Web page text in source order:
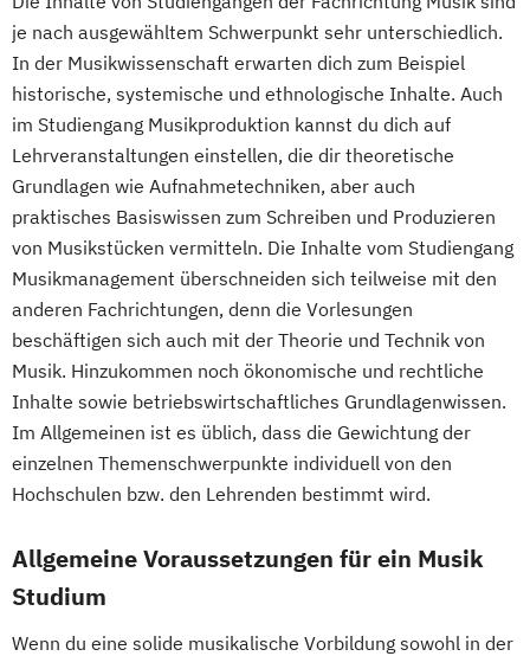
je nach ausgewähltem Schwerpunkt sehr unterschiedlich.
In der Musikwissenschaft erwarten dich zum Beispiel
historische, systemische und ethnologische Inhalte. Auch
im Studiengang Musikproduktion kannst du dich auf
Lehrveranstaltungen einstellen, die dir theoretische
Grundlagen wie Aufnahmetechniken, aber auch
praktisches Basiswissen zum Schreiben und Produzieren
von Musikstücken vermitteln. Die Inhalte vom Studiengang
Musikmanagement überschneiden sich teilweise mit den
anderen Fachrichtungen, denn die Vorlesungen
beschäftigen sich auch mit der Theorie und Technik von
Musik. Hinzukommen noch ökonomische und rechtliche
Inhalte sowie betriebswirtschaftliches Grundlagenwissen.
Im Allgemeinen ist es üblich, dass die Gewichtung der
einzelnen Themenschwerpunkte individuell von den
Hochschulen bzw. den Lehrenden bestimmt wird.
Allgemeine Voraussetzungen für ein Musik
Studium
Wenn du eine solide musikalische Vorbildung sowohl in der